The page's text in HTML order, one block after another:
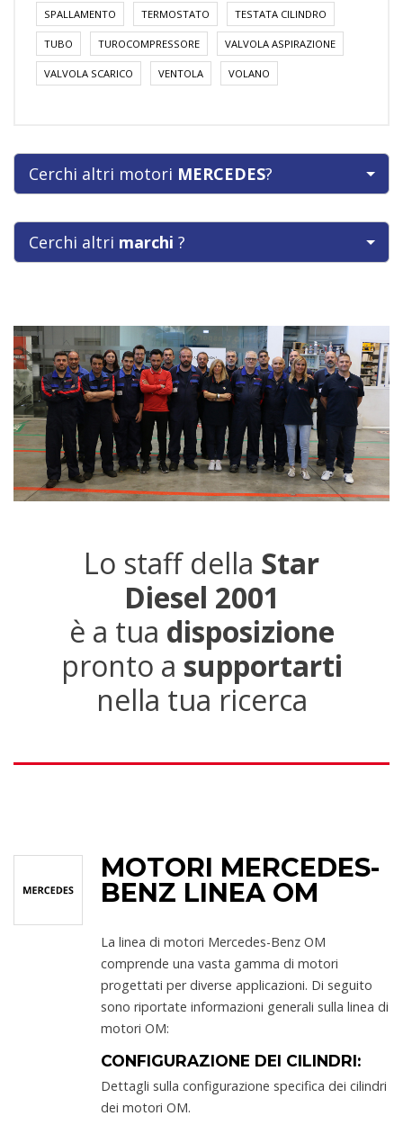
SPALLAMENTO TERMOSTATO TESTATA CILINDRO
TUBO TUROCOMPRESSORE VALVOLA ASPIRAZIONE
VALVOLA SCARICO VENTOLA VOLANO
Cerchi altri motori MERCEDES?
Cerchi altri marchi ?
Lo staff della Star
Diesel 2001
è a tua disposizione
pronto a supportarti
nella tua ricerca
MOTORI MERCEDES-
BENZ LINEA OM
La linea di motori Mercedes-Benz OM
comprende una vasta gamma di motori
progettati per diverse applicazioni. Di seguito
sono riportate informazioni generali sulla linea di
motori OM:
CONFIGURAZIONE DEI CILINDRI:
Dettagli sulla configurazione specifica dei cilindri
dei motori OM.